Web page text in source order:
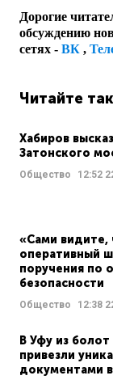
Дорогие
обсуждению
сетях - ВК ,
Читайте
Хабиров
Затонского
Общество 12:52
«Сами видите,
оперативный
поручения по
безопасности
Общество 12:38
В Уфу из
привезли
документами